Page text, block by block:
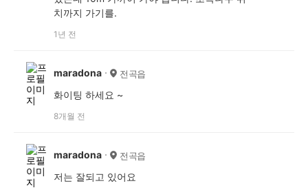
치까지 가기를.
1년 전
maradona 전곡읍
화이팅 하세요 ~
8개월 전
maradona 전곡읍
저는 잘되고 있어요